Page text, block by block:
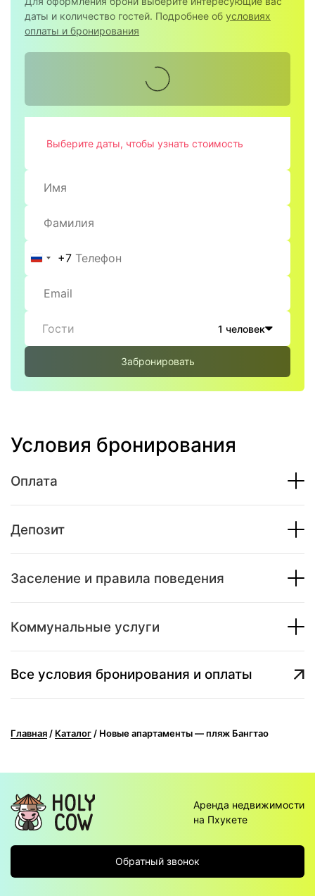
даты и количество гостей. Подробнее об условиях
оплаты и бронирования
Россия
+7
Гости 1 человек
Забронировать
Выберите даты, чтобы узнать стоимость
Условия бронирования
Оплата
Депозит
Заселение и правила поведения
Коммунальные услуги
Все условия бронирования и оплаты
Главная / Каталог / Новые апартаменты — пляж Бангтао
Аренда недвижимости
на Пхукете
Обратный звонок